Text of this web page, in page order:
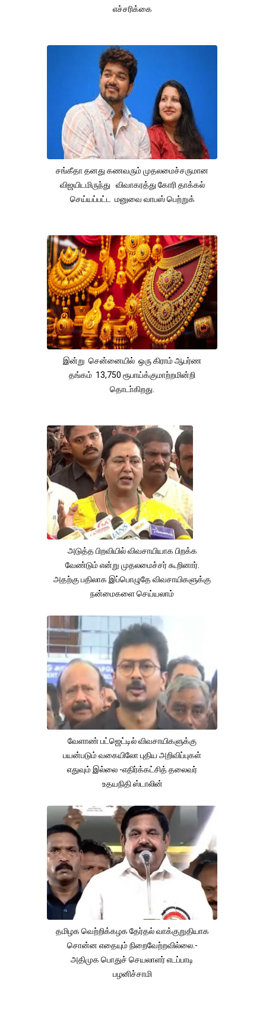
எச்சரிக்கை
சங்கீதா தனது கணவரும் முதலமைச்சருமான
விஜயிடமிருந்து விவாகரத்து கோரி தாக்கல்
செய்யப்பட்ட மனுவை வாபஸ் பெற்றுக்
இன்று சென்னையில் ஒரு கிராம் ஆபர்ண
தங்கம் 13,750 ரூபாய்க்குமாற்றமின்றி
தொடா்கிறது.
அடுத்த பிறவியில் விவசாயியாக பிறக்க
வேண்டும் என்று முதலமைச்சர் கூறினார்.
அதற்கு பதிலாக இப்பொழுதே விவசாயிகளுக்கு
நன்மைகளை செய்யலாம்
வேளாண் பட்ஜெட்டில் விவசாயிகளுக்கு
பயன்படும் வகையிலோ புதிய அறிவிப்புகள்
எதுவும் இல்லை -எதிர்க்கட்சித் தலைவர்
உதயநிதி ஸ்டாலின்
தமிழக வெற்றிக்கழக தேர்தல் வாக்குறுதியாக
சொன்ன எதையும் நிறைவேற்றவில்லை.-
அதிமுக பொதுச் செயலாளர் எடப்பாடி
பழனிச்சாமி